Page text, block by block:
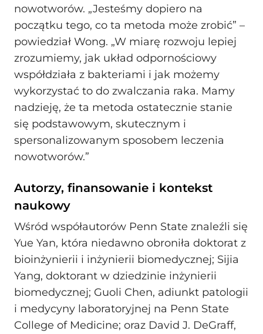
nowotworów. „Jesteśmy dopiero na
początku tego, co ta metoda może zrobić” –
powiedział Wong. „W miarę rozwoju lepiej
zrozumiemy, jak układ odpornościowy
współdziała z bakteriami i jak możemy
wykorzystać to do zwalczania raka. Mamy
nadzieję, że ta metoda ostatecznie stanie
się podstawowym, skutecznym i
spersonalizowanym sposobem leczenia
nowotworów.”
Autorzy, finansowanie i kontekst
naukowy
Wśród współautorów Penn State znaleźli się
Yue Yan, która niedawno obroniła doktorat z
bioinżynierii i inżynierii biomedycznej; Sijia
Yang, doktorant w dziedzinie inżynierii
biomedycznej; Guoli Chen, adiunkt patologii
i medycyny laboratoryjnej na Penn State
College of Medicine; oraz David J. DeGraff,